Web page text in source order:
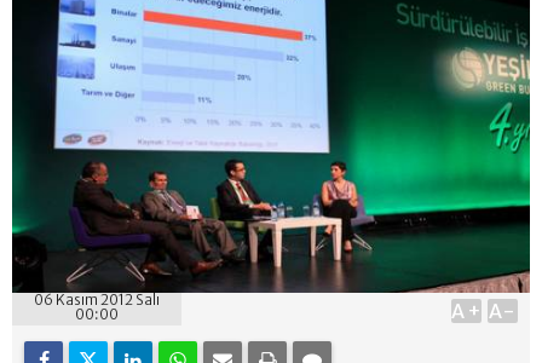
06 Kasım 2012 Salı
00:00
A+ A-